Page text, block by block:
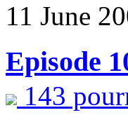
11 June
Episode
143